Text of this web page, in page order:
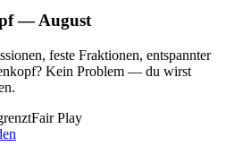
— August
feste Fraktionen, entspannter
Kein Problem — du wirst
Fair Play